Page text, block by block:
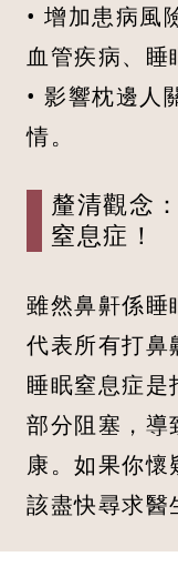
• 增加患病風
血管疾病、睡
• 影響枕邊人
情。
釐清觀念
窒息症！
雖然鼻鼾係睡
代表所有打鼻
睡眠窒息症是
部分阻塞，導
康。如果你
該盡快尋求醫